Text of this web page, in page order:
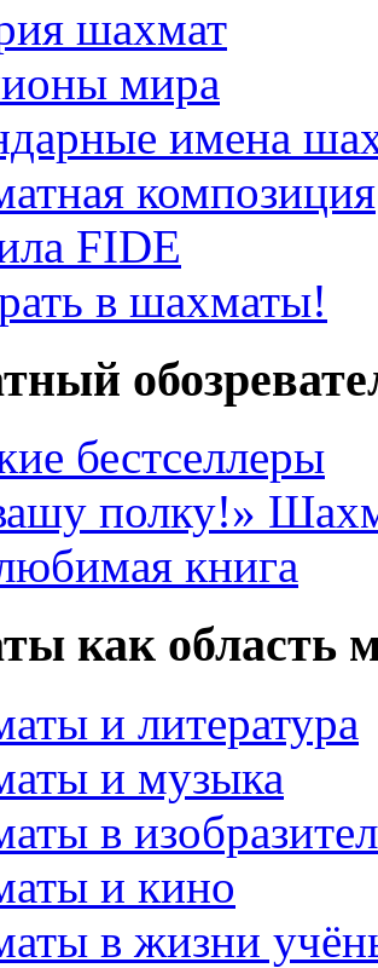
шахмат
мира
имена
композиция
FIDE
в шахматы!
бестселлеры
полку!»
книга
как область
и литература
и музыка
в
и кино
в жизни